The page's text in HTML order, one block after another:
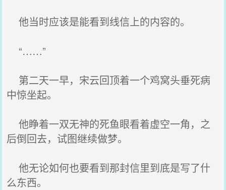
他当时应该是能看到线信上的内容的。
“……”
第二天一早，宋云回顶着一个鸡窝头垂死病
中惊坐起。
他睁着一双无神的死鱼眼看着虚空一角，之
后倒回去，试图继续做梦。
他无论如何也要看到那封信里到底是写了什
么东西。